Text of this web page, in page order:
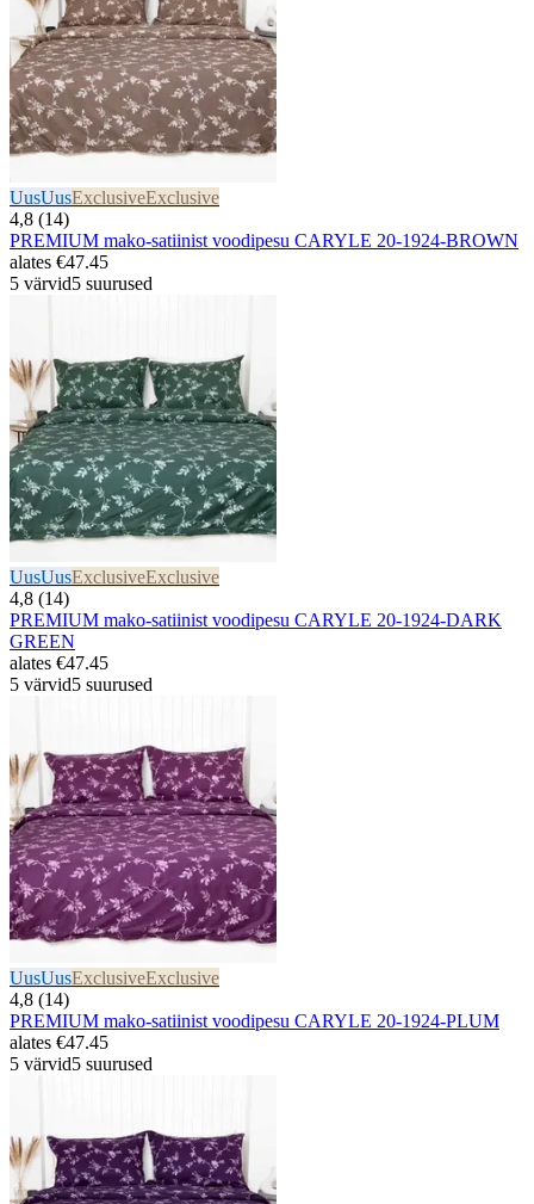
UusUusExclusiveExclusive
4,8 (14)
PREMIUM mako-satiinist voodipesu CARYLE 20-1924-BROWN
alates €47.45
5 värvid5 suurused
UusUusExclusiveExclusive
4,8 (14)
PREMIUM mako-satiinist voodipesu CARYLE 20-1924-DARK
GREEN
alates €47.45
5 värvid5 suurused
UusUusExclusiveExclusive
4,8 (14)
PREMIUM mako-satiinist voodipesu CARYLE 20-1924-PLUM
alates €47.45
5 värvid5 suurused